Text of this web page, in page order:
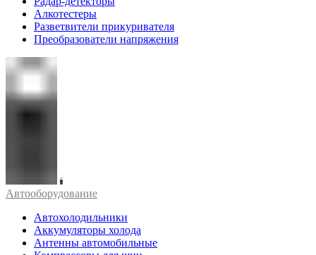
Алкотестеры
Разветвители прикуривателя
Преобразователи напряжения
Автооборудование
Автохолодильники
Аккумуляторы холода
Антенны автомобильные